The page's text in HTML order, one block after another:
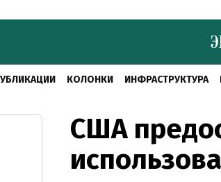
КОЛОНКИ ИНФРАСТРУКТУРА
США